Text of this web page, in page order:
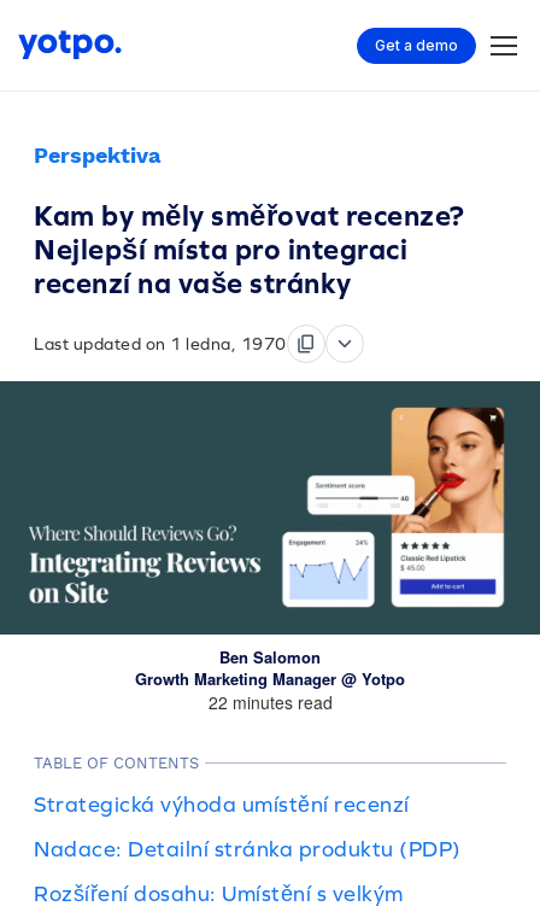
Get a demo
Perspektiva
Kam by měly směřovat recenze?
Nejlepší místa pro integraci
recenzí na vaše stránky
Last updated on 1 ledna, 1970
Ben Salomon
Growth Marketing Manager @ Yotpo
22 minutes read
TABLE OF CONTENTS
Strategická výhoda umístění recenzí
Nadace: Detailní stránka produktu (PDP)
Rozšíření dosahu: Umístění s velkým